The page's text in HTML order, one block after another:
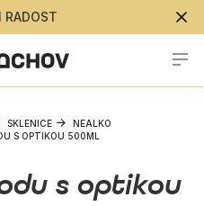
RADOST
SKLENICE
NEALKO
S OPTIKOU 500ML
s optikou